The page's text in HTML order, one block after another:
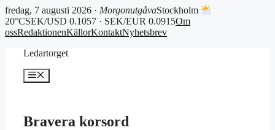
fredag, 7 augusti 2026 · MorgonutgåvaStockholm
20°CSEK/USD 0.1057 · SEK/EUR 0.0915Om
ossRedaktionenKällorKontaktNyhetsbrev
Ledartorget
Meny
Bravera korsord